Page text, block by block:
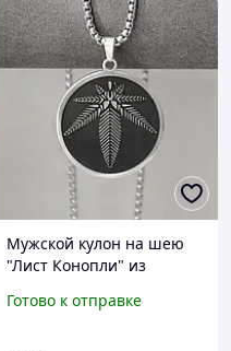
Мужской кулон на шею
"Лист Конопли" из
Готово к отправке